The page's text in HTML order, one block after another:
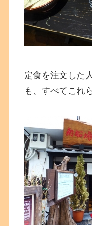
定食を注文した
も、すべてこれ